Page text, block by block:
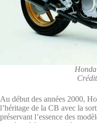
Au début des années 2000,
l’héritage de la CB avec la
préservant l’essence des